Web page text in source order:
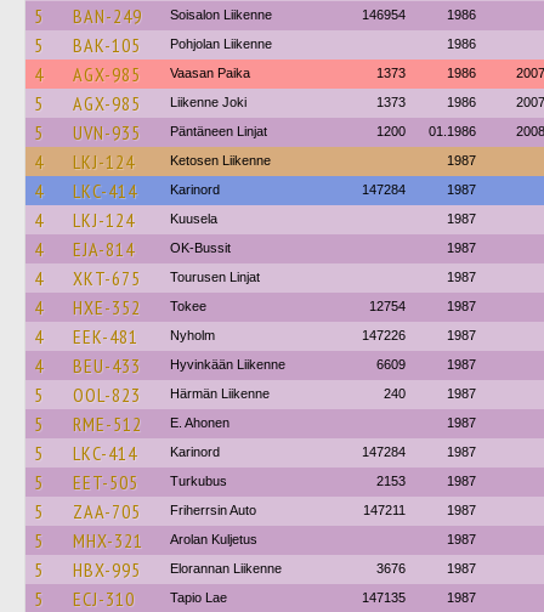
5 BAN-249 Soisalon Liikenne 146954 1986
5 BAK-105 Pohjolan Liikenne 1986
4 AGX-985 Vaasan Paika 1373 1986 2007
5 AGX-985 Liikenne Joki 1373 1986 2007
5 UVN-935 Päntäneen Linjat 1200 01.1986 2008
4 LKJ-124 Ketosen Liikenne 1987
4 LKC-414 Karinord 147284 1987
4 LKJ-124 Kuusela 1987
4 EJA-814 OK-Bussit 1987
4 XKT-675 Tourusen Linjat 1987
4 HXE-352 Tokee 12754 1987
4 EEK-481 Nyholm 147226 1987
4 BEU-433 Hyvinkään Liikenne 6609 1987
5 OOL-823 Härmän Liikenne 240 1987
5 RME-512 E. Ahonen 1987
5 LKC-414 Karinord 147284 1987
5 EET-505 Turkubus 2153 1987
5 ZAA-705 Friherrsin Auto 147211 1987
5 MHX-321 Arolan Kuljetus 1987
5 HBX-995 Elorannan Liikenne 3676 1987
5 ECJ-310 Tapio Lae 147135 1987